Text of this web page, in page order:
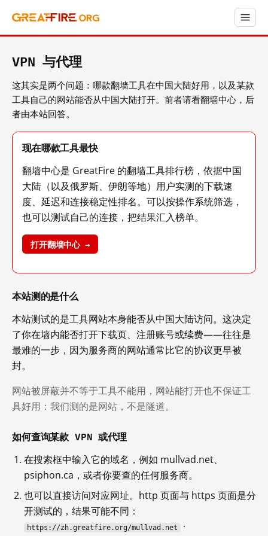
VPN 与代理
这其实是两个问题：哪款翻墙工具在中国大陆好用，以及某款
工具自己的网站能否从中国大陆打开。前者请看翻墙中心，后
者由本站回答。
现在哪款工具最快
翻墙中心是 GreatFire 的翻墙工具排行榜，依据中国
大陆（以及俄罗斯、伊朗等地）用户实测的下载速
度、延迟和连接稳定性排名。可以按操作系统筛选，
也可以测试自己的连接，把结果汇入榜单。
打开翻墙中心 →
本站测的是什么
本站测试的是工具网站本身能否从中国大陆访问。这决定
了你在墙内能否打开下载页、注册账号或续费——往往是
最难的一步，因为服务商的网站通常比它的协议更早被
封。
网站被屏蔽并不等于工具不能用，网站能打开也不保证工
具好用：我们测的是网站，不是隧道。
如何查询某款 VPN 或代理
在搜索框中输入它的域名，例如 mullvad.net、
psiphon.ca，或者你要查的任何服务商。
也可以直接访问对应网址。http 页面与 https 页面是分
开测试的，结果可能不同：
https://zh.greatfire.org/mullvad.net ·